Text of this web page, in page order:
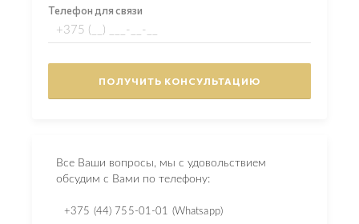
Телефон для связи
Все Ваши вопросы, мы с удовольствием
обсудим с Вами по телефону:
+375 (44) 755-01-01 (Whatsapp)